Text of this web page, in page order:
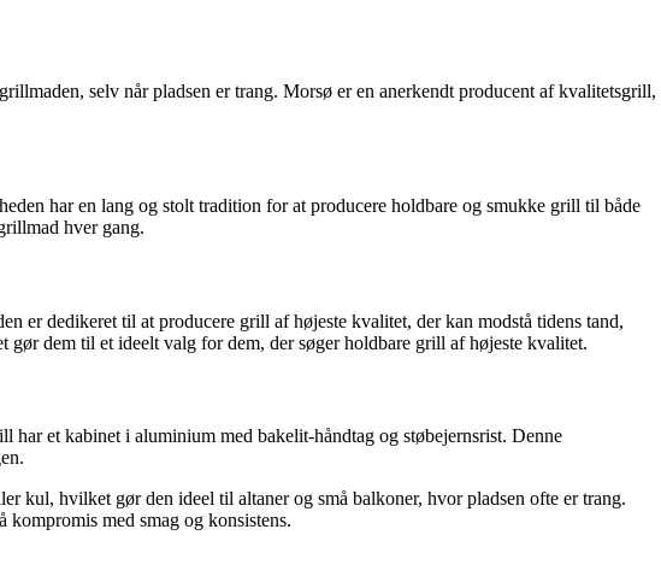
selv når pladsen er trang. Morsø er en anerkendt producent af kvalitetsgrill,
har en lang og stolt tradition for at producere holdbare og smukke grill til både
hver gang.
er dedikeret til at producere grill af højeste kvalitet, der kan modstå tidens tand,
dem til et ideelt valg for dem, der søger holdbare grill af højeste kvalitet.
har et kabinet i aluminium med bakelit-håndtag og støbejernsrist. Denne
kul, hvilket gør den ideel til altaner og små balkoner, hvor pladsen ofte er trang.
med smag og konsistens.